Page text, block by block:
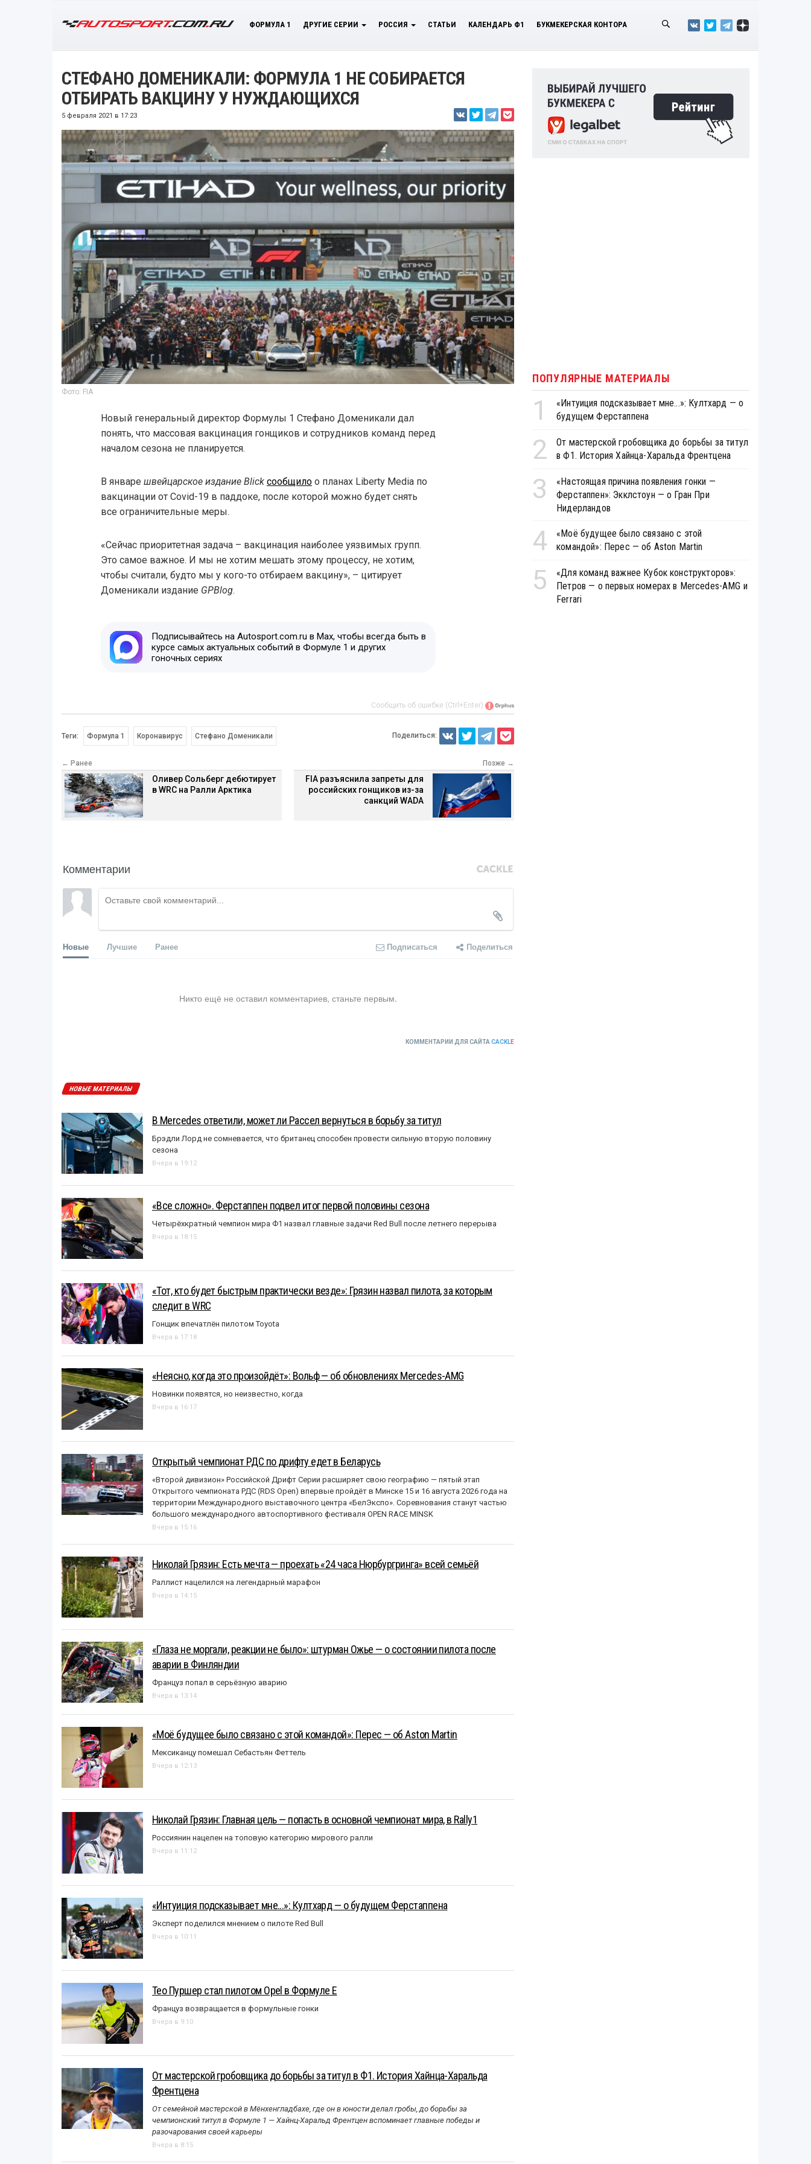
ФОРМУЛА 1 ДРУГИЕ СЕРИИ РОССИЯ СТАТЬИ КАЛЕНДАРЬ Ф1 БУКМЕКЕРСКАЯ КОНТОРА
СТЕФАНО ДОМЕНИКАЛИ: ФОРМУЛА 1 НЕ СОБИРАЕТСЯ
ОТБИРАТЬ ВАКЦИНУ У НУЖДАЮЩИХСЯ
5 февраля 2021 в 17:23
Фото: FIA
Новый генеральный директор Формулы 1 Стефано Доменикали дал
понять, что массовая вакцинация гонщиков и сотрудников команд перед
началом сезона не планируется.
В январе швейцарское издание Blick сообщилоо планах Liberty Media по
вакцинации от Covid-19 в паддоке, после которой можно будет снять
все ограничительные меры.
«Сейчас приоритетная задача – вакцинация наиболее уязвимых групп.
Это самое важное. И мы не хотим мешать этому процессу, не хотим,
чтобы считали, будто мы у кого-то отбираем вакцину», – цитирует
Доменикали издание GPBlog.
Подписывайтесь на Autosport.com.ru в Max, чтобы всегда быть в
курсе самых актуальных событий в Формуле 1 и других
гоночных сериях
Сообщить об ошибке (Ctrl+Enter)
Теги: Формула 1 Коронавирус Стефано Доменикали Поделиться:
← Ранее
Оливер Сольберг дебютирует
в WRC на Ралли Арктика
Позже →
FIA разъяснила запреты для
российских гонщиков из-за
санкций WADA
Комментарии
Новые Лучшие Ранее Подписаться Поделиться
Никто ещё не оставил комментариев, станьте первым.
КОММЕНТАРИИ ДЛЯ САЙТА CACKLE
НОВЫЕ МАТЕРИАЛЫ
В Mercedes ответили, может ли Рассел вернуться в борьбу за титул
Брэдли Лорд не сомневается, что британец способен провести сильную вторую половину
сезона
Вчера в 19:12
«Все сложно». Ферстаппен подвел итог первой половины сезона
Четырёхкратный чемпион мира Ф1 назвал главные задачи Red Bull после летнего перерыва
Вчера в 18:15
«Тот, кто будет быстрым практически везде»: Грязин назвал пилота, за которым
следит в WRC
Гонщик впечатлён пилотом Toyota
Вчера в 17:18
«Неясно, когда это произойдёт»: Вольф — об обновлениях Mercedes-AMG
Новинки появятся, но неизвестно, когда
Вчера в 16:17
Открытый чемпионат РДС по дрифту едет в Беларусь
«Второй дивизион» Российской Дрифт Серии расширяет свою географию — пятый этап
Открытого чемпионата РДС (RDS Open) впервые пройдёт в Минске 15 и 16 августа 2026 года на
территории Международного выставочного центра «БелЭкспо». Соревнования станут частью
большого международного автоспортивного фестиваля OPEN RACE MINSK
Вчера в 15:16
Николай Грязин: Есть мечта — проехать «24 часа Нюрбургринга» всей семьёй
Раллист нацелился на легендарный марафон
Вчера в 14:15
«Глаза не моргали, реакции не было»: штурман Ожье — о состоянии пилота после
аварии в Финляндии
Француз попал в серьёзную аварию
Вчера в 13:14
«Моё будущее было связано с этой командой»: Перес — об Aston Martin
Мексиканцу помешал Себастьян Феттель
Вчера в 12:13
Николай Грязин: Главная цель — попасть в основной чемпионат мира, в Rally1
Россиянин нацелен на топовую категорию мирового ралли
Вчера в 11:12
«Интуиция подсказывает мне...»: Култхард — о будущем Ферстаппена
Эксперт поделился мнением о пилоте Red Bull
Вчера в 10:11
Тео Пуршер стал пилотом Opel в Формуле Е
Француз возвращается в формульные гонки
Вчера в 9:10
От мастерской гробовщика до борьбы за титул в Ф1. История Хайнца-Харальда
Френтцена
От семейной мастерской в Мёнхенгладбахе, где он в юности делал гробы, до борьбы за
чемпионский титул в Формуле 1 — Хайнц-Харальд Френтцен вспоминает главные победы и
разочарования своей карьеры
Вчера в 8:15
ПОПУЛЯРНЫЕ МАТЕРИАЛЫ
1
«Интуиция подсказывает мне...»: Култхард — о
будущем Ферстаппена
2
От мастерской гробовщика до борьбы за титул
в Ф1. История Хайнца-Харальда Френтцена
3
«Настоящая причина появления гонки —
Ферстаппен»: Экклстоун — о Гран При
Нидерландов
4
«Моё будущее было связано с этой
командой»: Перес — об Aston Martin
5
«Для команд важнее Кубок конструкторов»:
Петров — о первых номерах в Mercedes-AMG и
Ferrari